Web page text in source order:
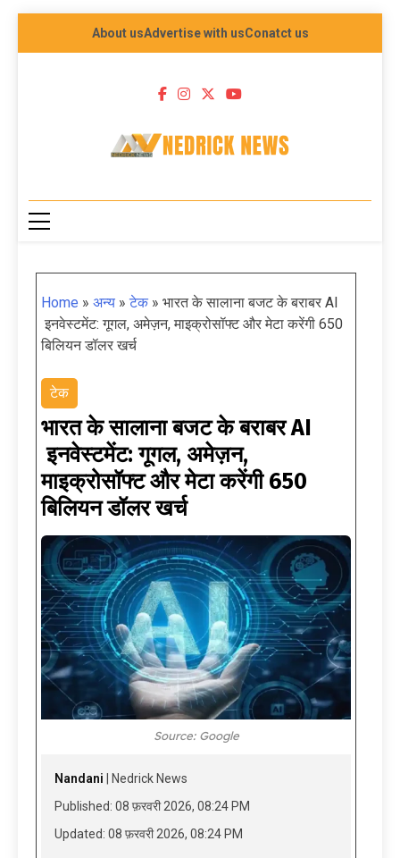
About usAdvertise with usConatct us
NEDRICK NEWS
Home » अन्य »टेक » भारत के सालाना बजट के बराबर AI
इनवेस्टमेंट: गूगल, अमेज़न, माइक्रोसॉफ्ट और मेटा करेंगी 650
बिलियन डॉलर खर्च
टेक
भारत के सालाना बजट के बराबर AI
इनवेस्टमेंट: गूगल, अमेज़न,
माइक्रोसॉफ्ट और मेटा करेंगी 650
बिलियन डॉलर खर्च
Source: Google
Nandani | Nedrick News
Published: 08 फ़रवरी 2026, 08:24 PM
Updated: 08 फ़रवरी 2026, 08:24 PM